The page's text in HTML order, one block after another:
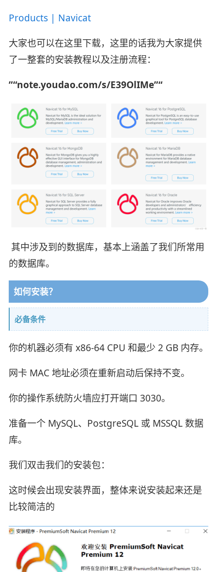
Products | Navicat
大家也可以在这里下载，这里的话我为大家提供
了一整套的安装教程以及注册流程：
”“note.youdao.com/s/E39OlIMe”“
其中涉及到的数据库，基本上涵盖了我们所常用
的数据库。
如何安装？
必备条件
你的机器必须有 x86-64 CPU 和最少 2 GB 内存。
网卡 MAC 地址必须在重新启动后保持不变。
你的操作系统防火墙应打开端口 3030。
准备一个 MySQL、PostgreSQL 或 MSSQL 数据
库。
我们双击我们的安装包：
这时候会出现安装界面，整体来说安装起来还是
比较简洁的